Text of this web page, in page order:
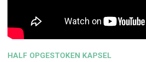
HALF OPGESTOKEN KAPSEL